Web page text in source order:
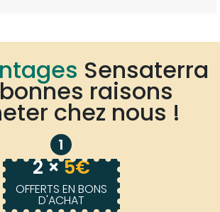
Sensaterra
raisons
chez nous !
1
2 ×5€
OFFERTS EN BONS
D'ACHAT